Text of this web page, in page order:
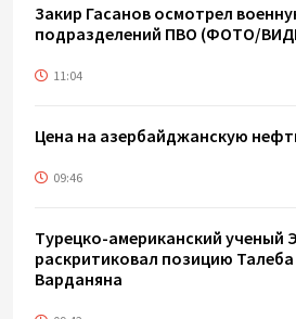
Закир Гасанов осмотрел
подразделений ПВО (ФОТО/
11:04
Цена на азербайджанскую
09:46
Турецко-американский ученый
раскритиковал позицию
Варданяна